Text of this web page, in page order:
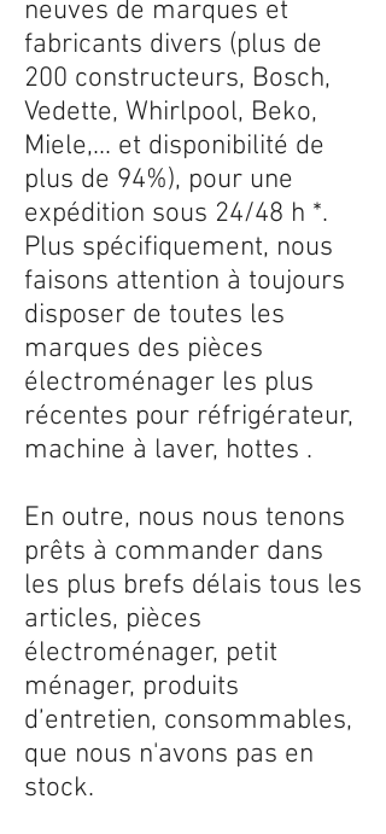
neuves de marques et
fabricants divers (plus de
200 constructeurs, Bosch,
Vedette, Whirlpool, Beko,
Miele,... et disponibilité de
plus de 94%), pour une
expédition sous 24/48 h *.
Plus spécifiquement, nous
faisons attention à toujours
disposer de toutes les
marques des pièces
électroménager les plus
récentes pour réfrigérateur,
machine à laver, hottes .
En outre, nous nous tenons
prêts à commander dans
les plus brefs délais tous les
articles, pièces
électroménager, petit
ménager, produits
d’entretien, consommables,
que nous n'avons pas en
stock.